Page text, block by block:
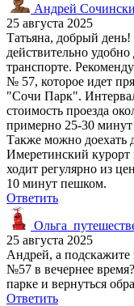
Андрей
25 августа 2025
Татьяна, добрый
действительно
транспорте.
№ 57, которое идет
"Сочи Парк".
стоимость проезда
примерно 25-30
Также можно доехать
Имеретинский курорт
ходит регулярно из
10 минут пешком.
Ответить
25 августа 2025
Андрей, а подскажите
№57 в вечернее
парке и вернуться
Ответить